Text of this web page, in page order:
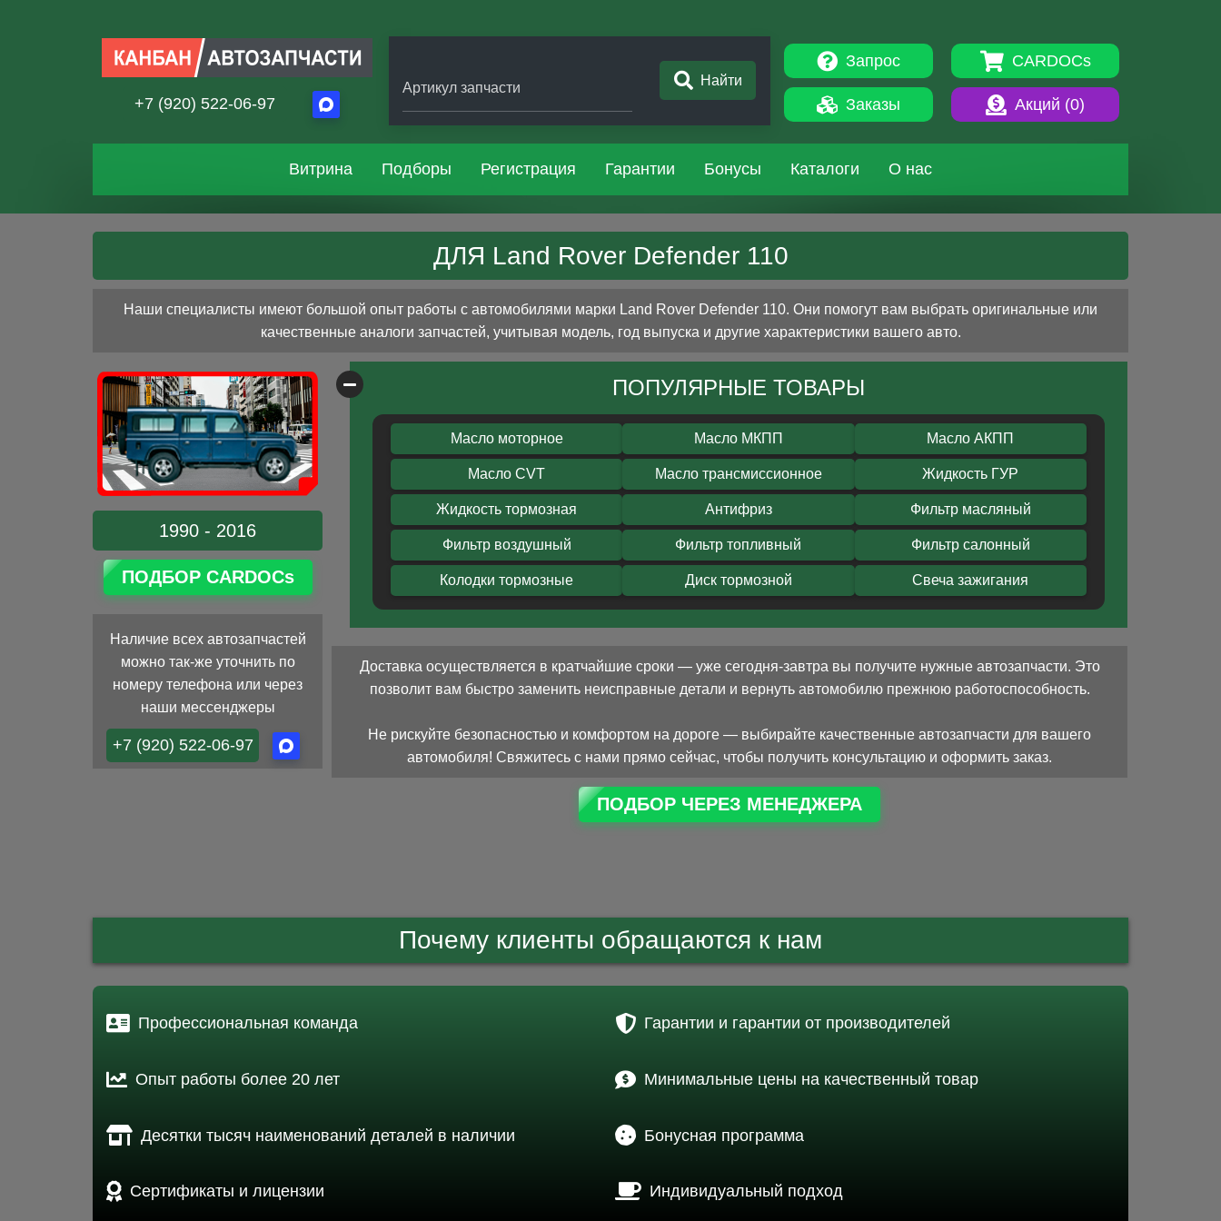
+7 (920) 522-06-97
Артикул запчасти Найти
Запрос
Заказы
CARDOCs
Акций (0)
Витрина Подборы Регистрация Гарантии Бонусы Каталоги О нас
ДЛЯ Land Rover Defender 110
Наши специалисты имеют большой опыт работы с автомобилями марки Land Rover Defender 110. Они помогут вам выбрать оригинальные или
качественные аналоги запчастей, учитывая модель, год выпуска и другие характеристики вашего авто.
1990 - 2016
ПОДБОР CARDOCs
Наличие всех автозапчастей
можно так-же уточнить по
номеру телефона или через
наши мессенджеры
+7 (920) 522-06-97
ПОПУЛЯРНЫЕ ТОВАРЫ
Масло моторное Масло МКПП Масло АКПП
Масло CVT Масло трансмиссионное Жидкость ГУР
Жидкость тормозная Антифриз Фильтр масляный
Фильтр воздушный Фильтр топливный Фильтр салонный
Колодки тормозные Диск тормозной Свеча зажигания
Доставка осуществляется в кратчайшие сроки — уже сегодня-завтра вы получите нужные автозапчасти. Это
позволит вам быстро заменить неисправные детали и вернуть автомобилю прежнюю работоспособность.
Не рискуйте безопасностью и комфортом на дороге — выбирайте качественные автозапчасти для вашего
автомобиля! Свяжитесь с нами прямо сейчас, чтобы получить консультацию и оформить заказ.
ПОДБОР ЧЕРЕЗ МЕНЕДЖЕРА
Почему клиенты обращаются к нам
Профессиональная команда
Опыт работы более 20 лет
Десятки тысяч наименований деталей в наличии
Сертификаты и лицензии
Гарантии и гарантии от производителей
Минимальные цены на качественный товар
Бонусная программа
Индивидуальный подход